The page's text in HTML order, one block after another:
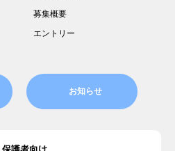
募集概要
エントリー
お知らせ